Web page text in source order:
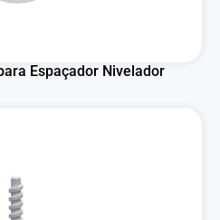
Espaçador Nivelador